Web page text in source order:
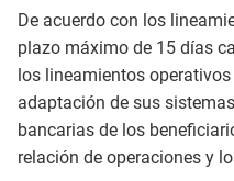
De acuerdo con los
plazo máximo de 15 días
los lineamientos
adaptación de sus
bancarias de los
relación de operaciones y